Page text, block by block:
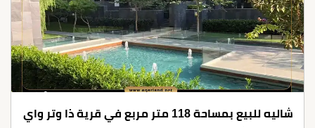
شاليه للبيع بمساحة 118 متر مربع في قرية ذا وتر واي